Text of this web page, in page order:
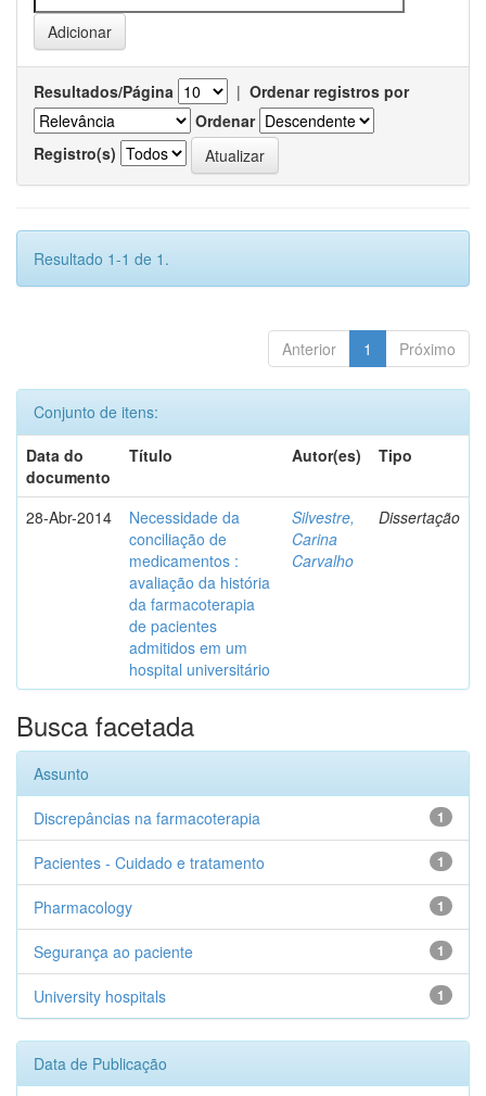
Resultados/Página | Ordenar registros por
Ordenar
Registro(s)
Resultado 1-1 de 1.
Anterior 1 Próximo
Conjunto de itens:
Data do
documento
Título Autor(es) Tipo
28-Abr-2014
Necessidade da
conciliação de
medicamentos :
avaliação da história
da farmacoterapia
de pacientes
admitidos em um
hospital universitário
Silvestre,
Carina
Carvalho
Dissertação
Busca facetada
Assunto
1
Discrepâncias na farmacoterapia
1
Pacientes - Cuidado e tratamento
1
Pharmacology
1
Segurança ao paciente
1
University hospitals
Data de Publicação